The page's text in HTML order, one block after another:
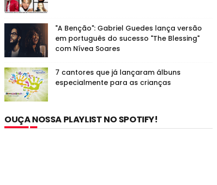
"A Benção": Gabriel Guedes lança versão
em português do sucesso "The Blessing"
com Nívea Soares
7 cantores que já lançaram álbuns
especialmente para as crianças
OUÇA NOSSA PLAYLIST NO SPOTIFY!